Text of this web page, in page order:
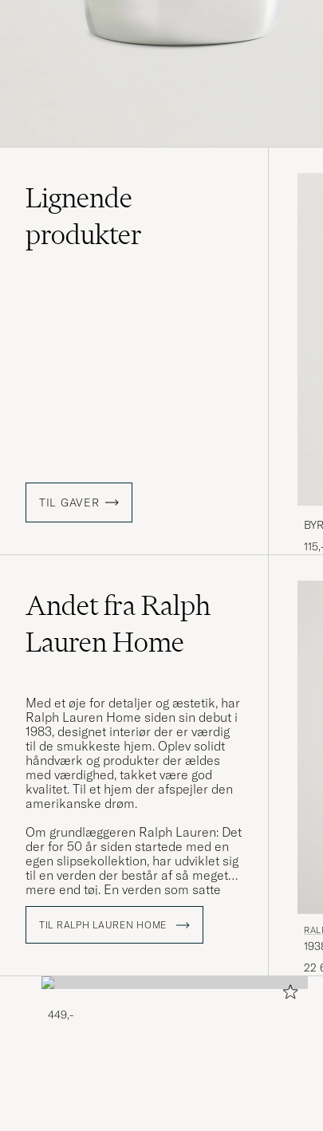
Lignende
produkter
TIL GAVER
Andet fra Ralph
Lauren Home
Med et øje for detaljer og æstetik, har
Ralph Lauren Home siden sin debut i
1983, designet interiør der er værdig
til de smukkeste hjem. Oplev solidt
håndværk og produkter der ældes
med værdighed, takket være god
kvalitet. Til et hjem der afspejler den
amerikanske drøm.
Om grundlæggeren Ralph Lauren: Det
der for 50 år siden startede med en
egen slipsekollektion, har udviklet sig
til en verden der består af så meget
mere end tøj. En verden som satte
præg på hvordan amerikansk stil
defineres. Ralph Lauren har altid
stået for høj kvalitet i sit håndværk, og
har været en innovatør både indenfor
sælger ikke bare tøj og udstyr, de
sælger en livsstil der afspejler den
TIL RALPH LAUREN HOME
22
449,-